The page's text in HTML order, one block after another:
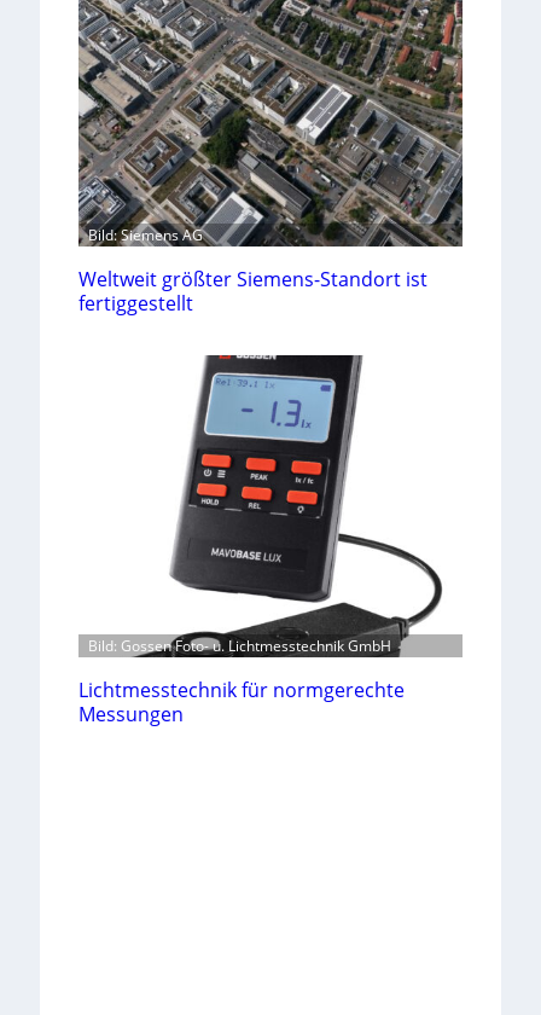
Bild: Siemens AG
Weltweit größter Siemens-Standort ist
fertiggestellt
Bild: Gossen Foto- u. Lichtmesstechnik GmbH
Lichtmesstechnik für normgerechte
Messungen